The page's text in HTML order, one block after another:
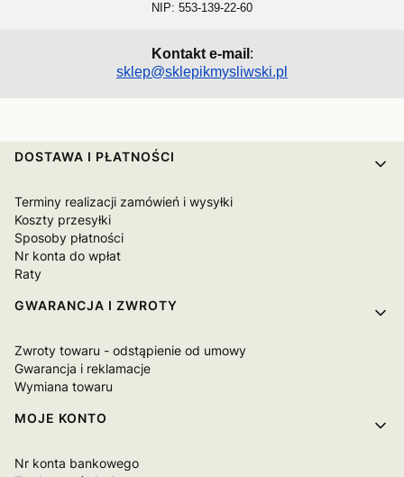
NIP: 553-139-22-60
Kontakt e-mail :
sklep@sklepikmysliwski.pl
Linki w stopce
DOSTAWA I PŁATNOŚCI
Terminy realizacji zamówień i wysyłki
Koszty przesyłki
Sposoby płatności
Nr konta do wpłat
Raty
GWARANCJA I ZWROTY
Zwroty towaru - odstąpienie od umowy
Gwarancja i reklamacje
Wymiana towaru
MOJE KONTO
Nr konta bankowego